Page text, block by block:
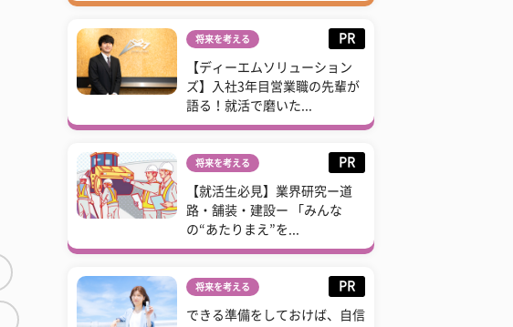
将来を考える PR
【ディーエムソリューション
ズ】入社3年目営業職の先輩が
語る！就活で磨いた...
将来を考える PR
【就活生必見】業界研究ー道
路・舗装・建設ー 「みんな
の“あたりまえ”を...
将来を考える PR
できる準備をしておけば、自信